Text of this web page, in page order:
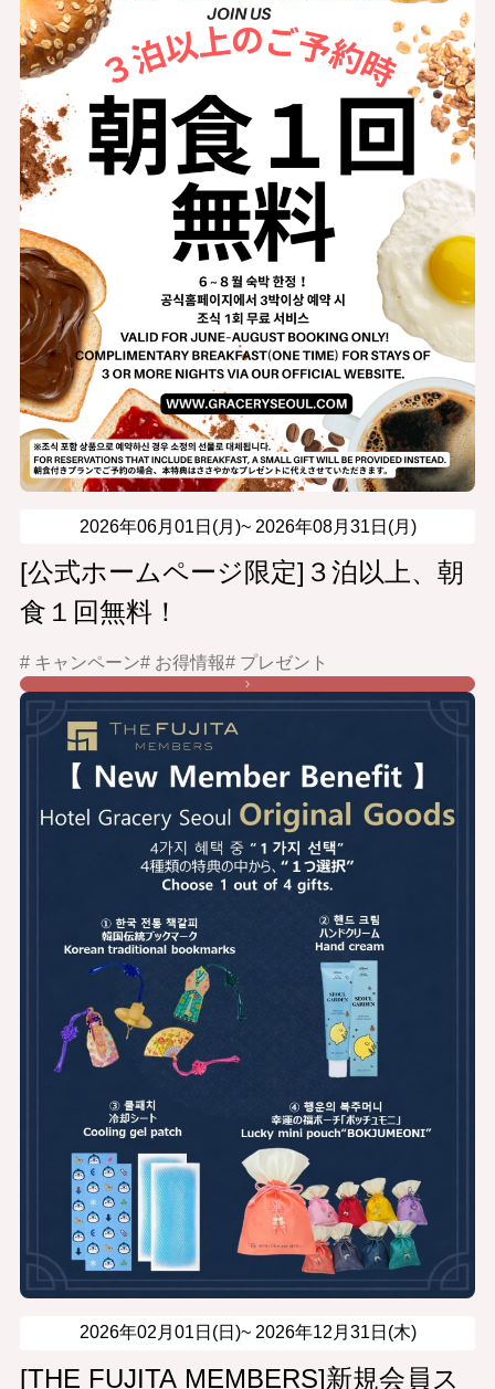
2026年06月01日(月)~ 2026年08月31日(月)
[公式ホームページ限定]３泊以上、朝
食１回無料！
# キャンペーン# お得情報# プレゼント
2026年02月01日(日)~ 2026年12月31日(木)
[THE FUJITA MEMBERS]新規会員ス